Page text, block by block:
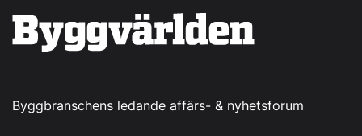
Byggbranschens ledande affärs- & nyhetsforum